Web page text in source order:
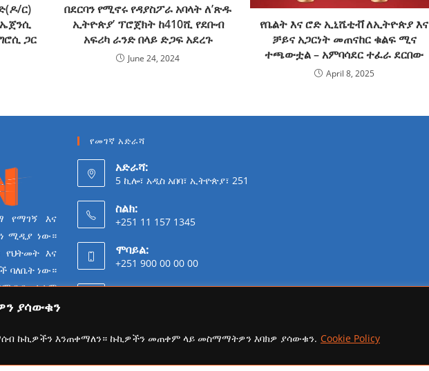
ያሳውቁን
ኩኪዎችን እንጠቀማለን። ኩኪዎችን መጠቀም ላይ መስማማትዎን እባክዎ ያሳውቁን. Cookie Policy
ር)
ጋር
በደርባን የሚኖሩ የዳያስፖራ አባላት ለ’ጽዱ
ኢትዮጵያ’ ፕሮጀክት ከ410ሺ የደቡብ
አፍሪካ ራንድ በላይ ድጋፍ አደረጉ
June 24, 2024
የቤልት እና ሮድ ኢኒሼቲቭ ለኢትዮጵያ እና
ቻይና አጋርነት መጠናከር ቁልፍ ሚና
ተጫውቷል – አምባሳደር ተፈራ ደርበው
April 8, 2025
የማገኝ እና
ሚዲያ ነው።
የህትመት እና
ባለቤት ነው።
ተቋም
የይዘት
የመገኛ አድራሻ
አድራሻ:
5 ኪሎ፣ አዲስ አበባ፣ ኢትዮጵያ፣ 251
ስልክ:
+251 11 157 1345
ሞባይል:
+251 900 00 00 00
ፋክስ:
ኢሜይል:
addisaammaa@gmail.com